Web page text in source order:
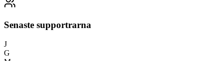
Senaste supportrarna
J
G